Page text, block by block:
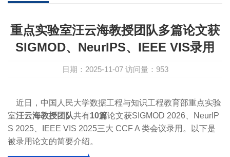
重点实验室汪云海教授团队多篇论文获
SIGMOD、NeurIPS、IEEE VIS录用
日期：2025-11-07 访问量： 953
近日，中国人民大学数据工程与知识工程教育部重点实验
室汪云海教授团队共有10篇论文获SIGMOD 2026、
NeurIP
S 2025、
IEEE VIS 2025三大 CCF A 类会议录用。以下是
被录用论文的简要介绍。